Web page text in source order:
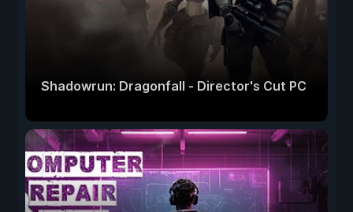
Shadowrun: Dragonfall - Director's Cut PC